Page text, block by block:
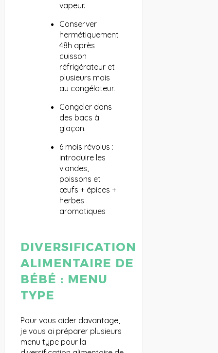
vapeur.
Conserver
hermétiquement
48h après
cuisson
réfrigérateur et
plusieurs mois
au congélateur.
Congeler dans
des bacs à
glaçon.
6 mois révolus :
introduire les
viandes,
poissons et
œufs + épices +
herbes
aromatiques
DIVERSIFICATION
ALIMENTAIRE DE
BÉBÉ : MENU
TYPE
Pour vous aider davantage,
je vous ai préparer plusieurs
menu type pour la